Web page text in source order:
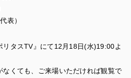
表）
タスTV』にて12月18日(水)19:00よ
くても、ご来場いただければ観覧で